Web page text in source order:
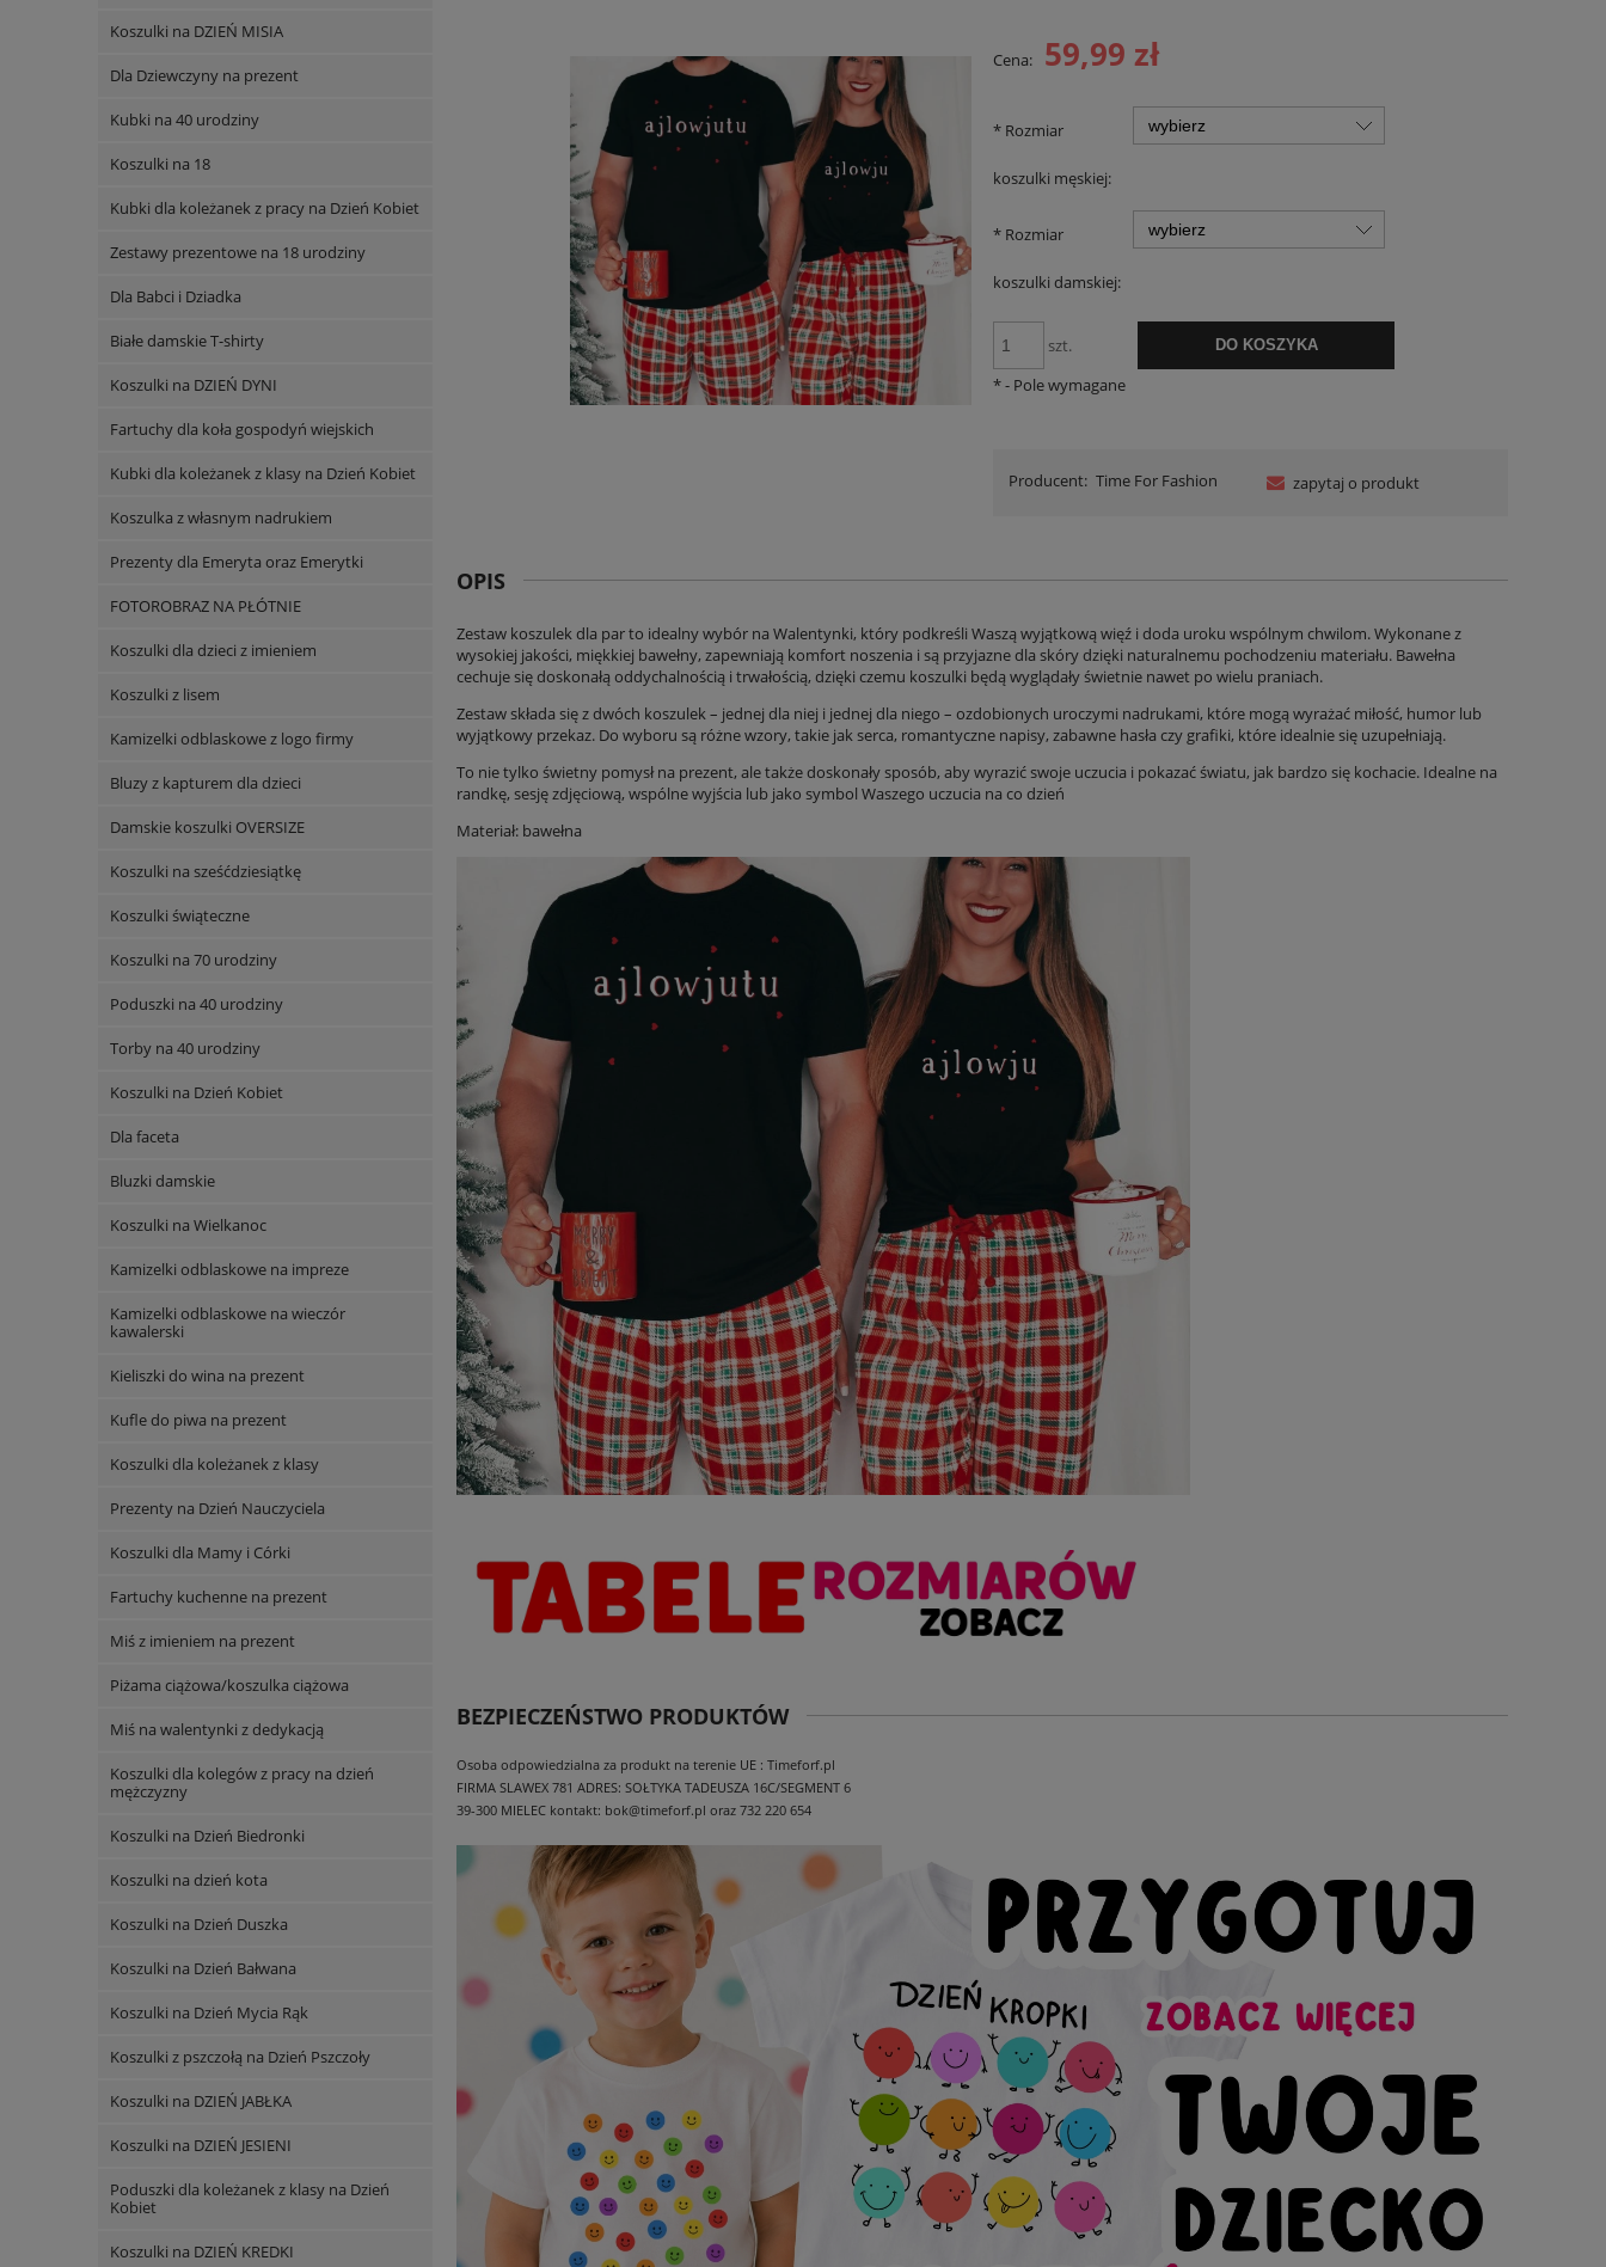
Koszulki na DZIEŃ MISIA
Dla Dziewczyny na prezent
Kubki na 40 urodziny
Koszulki na 18
Kubki dla koleżanek z pracy na Dzień Kobiet
Zestawy prezentowe na 18 urodziny
Dla Babci i Dziadka
Białe damskie T-shirty
Koszulki na DZIEŃ DYNI
Fartuchy dla koła gospodyń wiejskich
Kubki dla koleżanek z klasy na Dzień Kobiet
Koszulka z własnym nadrukiem
Prezenty dla Emeryta oraz Emerytki
FOTOROBRAZ NA PŁÓTNIE
Koszulki dla dzieci z imieniem
Koszulki z lisem
Kamizelki odblaskowe z logo firmy
Bluzy z kapturem dla dzieci
Damskie koszulki OVERSIZE
Koszulki na sześćdziesiątkę
Koszulki świąteczne
Koszulki na 70 urodziny
Poduszki na 40 urodziny
Torby na 40 urodziny
Koszulki na Dzień Kobiet
Dla faceta
Bluzki damskie
Koszulki na Wielkanoc
Kamizelki odblaskowe na impreze
Kamizelki odblaskowe na wieczór
kawalerski
Kieliszki do wina na prezent
Kufle do piwa na prezent
Koszulki dla koleżanek z klasy
Prezenty na Dzień Nauczyciela
Koszulki dla Mamy i Córki
Fartuchy kuchenne na prezent
Miś z imieniem na prezent
Piżama ciążowa/koszulka ciążowa
Miś na walentynki z dedykacją
Koszulki dla kolegów z pracy na dzień
mężczyzny
Koszulki na Dzień Biedronki
Koszulki na dzień kota
Koszulki na Dzień Duszka
Koszulki na Dzień Bałwana
Koszulki na Dzień Mycia Rąk
Koszulki z pszczołą na Dzień Pszczoły
Koszulki na DZIEŃ JABŁKA
Koszulki na DZIEŃ JESIENI
Poduszki dla koleżanek z klasy na Dzień
Kobiet
Koszulki na DZIEŃ KREDKI
Cena: 59,99 zł
* Rozmiar
koszulki męskiej:
* Rozmiar
koszulki damskiej:
szt. DO KOSZYKA
*- Pole wymagane
Producent: Time For Fashion zapytaj o produkt
OPIS
Zestaw koszulek dla par to idealny wybór na Walentynki, który podkreśli Waszą wyjątkową więź i doda uroku wspólnym chwilom. Wykonane z
wysokiej jakości, miękkiej bawełny, zapewniają komfort noszenia i są przyjazne dla skóry dzięki naturalnemu pochodzeniu materiału. Bawełna
cechuje się doskonałą oddychalnością i trwałością, dzięki czemu koszulki będą wyglądały świetnie nawet po wielu praniach.
Zestaw składa się z dwóch koszulek – jednej dla niej i jednej dla niego – ozdobionych uroczymi nadrukami, które mogą wyrażać miłość, humor lub
wyjątkowy przekaz. Do wyboru są różne wzory, takie jak serca, romantyczne napisy, zabawne hasła czy grafiki, które idealnie się uzupełniają.
To nie tylko świetny pomysł na prezent, ale także doskonały sposób, aby wyrazić swoje uczucia i pokazać światu, jak bardzo się kochacie. Idealne na
randkę, sesję zdjęciową, wspólne wyjścia lub jako symbol Waszego uczucia na co dzień
Materiał: bawełna
BEZPIECZEŃSTWO PRODUKTÓW
Osoba odpowiedzialna za produkt na terenie UE : Timeforf.pl
FIRMA SLAWEX 781 ADRES: SOŁTYKA TADEUSZA 16C/SEGMENT 6
39-300 MIELEC kontakt: bok@timeforf.pl oraz 732 220 654